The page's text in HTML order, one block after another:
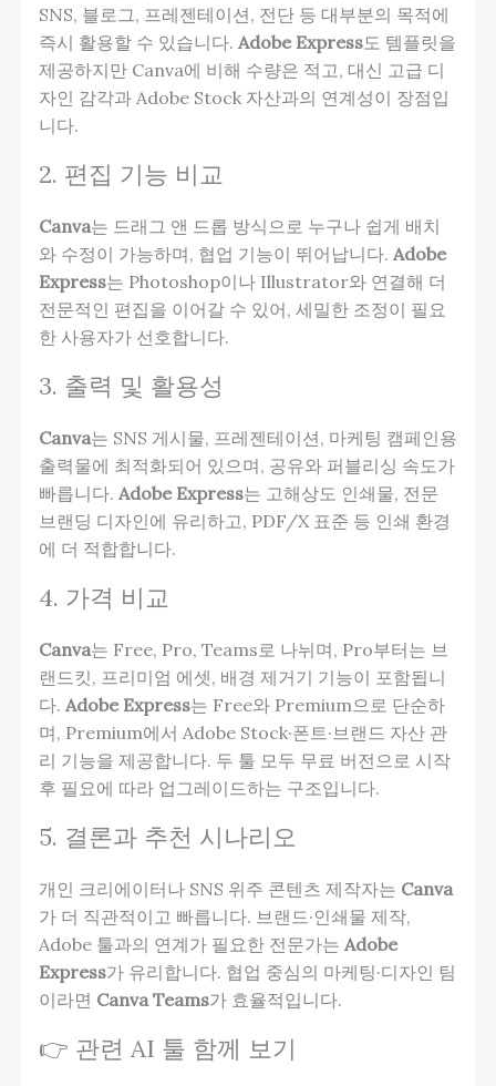
SNS, 블로그, 프레젠테이션, 전단 등 대부분의 목적에
즉시 활용할 수 있습니다. Adobe Express도 템플릿을
제공하지만 Canva에 비해 수량은 적고, 대신 고급 디
자인 감각과 Adobe Stock 자산과의 연계성이 장점입
니다.
2. 편집 기능 비교
Canva는 드래그 앤 드롭 방식으로 누구나 쉽게 배치
와 수정이 가능하며, 협업 기능이 뛰어납니다. Adobe
Express는 Photoshop이나 Illustrator와 연결해 더
전문적인 편집을 이어갈 수 있어, 세밀한 조정이 필요
한 사용자가 선호합니다.
3. 출력 및 활용성
Canva는 SNS 게시물, 프레젠테이션, 마케팅 캠페인용
출력물에 최적화되어 있으며, 공유와 퍼블리싱 속도가
빠릅니다. Adobe Express는 고해상도 인쇄물, 전문
브랜딩 디자인에 유리하고, PDF/X 표준 등 인쇄 환경
에 더 적합합니다.
4. 가격 비교
Canva는 Free, Pro, Teams로 나뉘며, Pro부터는 브
랜드킷, 프리미엄 에셋, 배경 제거기 기능이 포함됩니
다. Adobe Express는 Free와 Premium으로 단순하
며, Premium에서 Adobe Stock·폰트·브랜드 자산 관
리 기능을 제공합니다. 두 툴 모두 무료 버전으로 시작
후 필요에 따라 업그레이드하는 구조입니다.
5. 결론과 추천 시나리오
개인 크리에이터나 SNS 위주 콘텐츠 제작자는 Canva
가 더 직관적이고 빠릅니다. 브랜드·인쇄물 제작,
Adobe 툴과의 연계가 필요한 전문가는 Adobe
Express가 유리합니다. 협업 중심의 마케팅·디자인 팀
이라면 Canva Teams가 효율적입니다.
👉 관련 AI 툴 함께 보기